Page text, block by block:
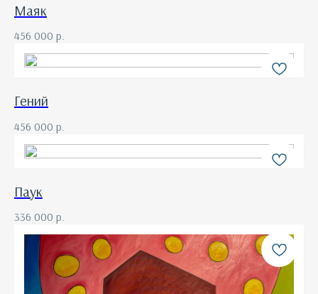
Маяк
456 000 р.
Гений
456 000 р.
Паук
336 000 р.